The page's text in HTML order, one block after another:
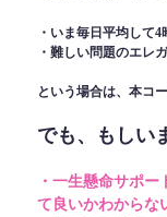
・いま毎日平均して
・難しい問題のエレ
という場合は、本コ
でも、もしい
・一生懸命サポ
て良いかわからな